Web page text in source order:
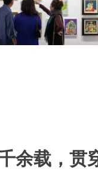
余载，贯